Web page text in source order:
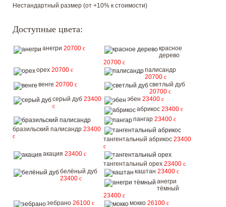
Нестандартный размер (от +10% к стоимости)
Доступные цвета:
анегри 20700 c
красное
дерево
20700 c
орех 20700 c
палисандр
20700 c
венге 20700 c
светлый дуб
20700 c
серый дуб 23400
c
эбен 23400 c
абрикос 23400 c
бразильский палисандр 23400
c
пангар 23400 c
тангентальный абрикос 23400
c
акация 23400 c
тангентальный орех 23400 c
белёный дуб
23400 c
каштан 23400 c
анегри
тёмный
23400 c
зебрано 26100 c мокко 26100 c